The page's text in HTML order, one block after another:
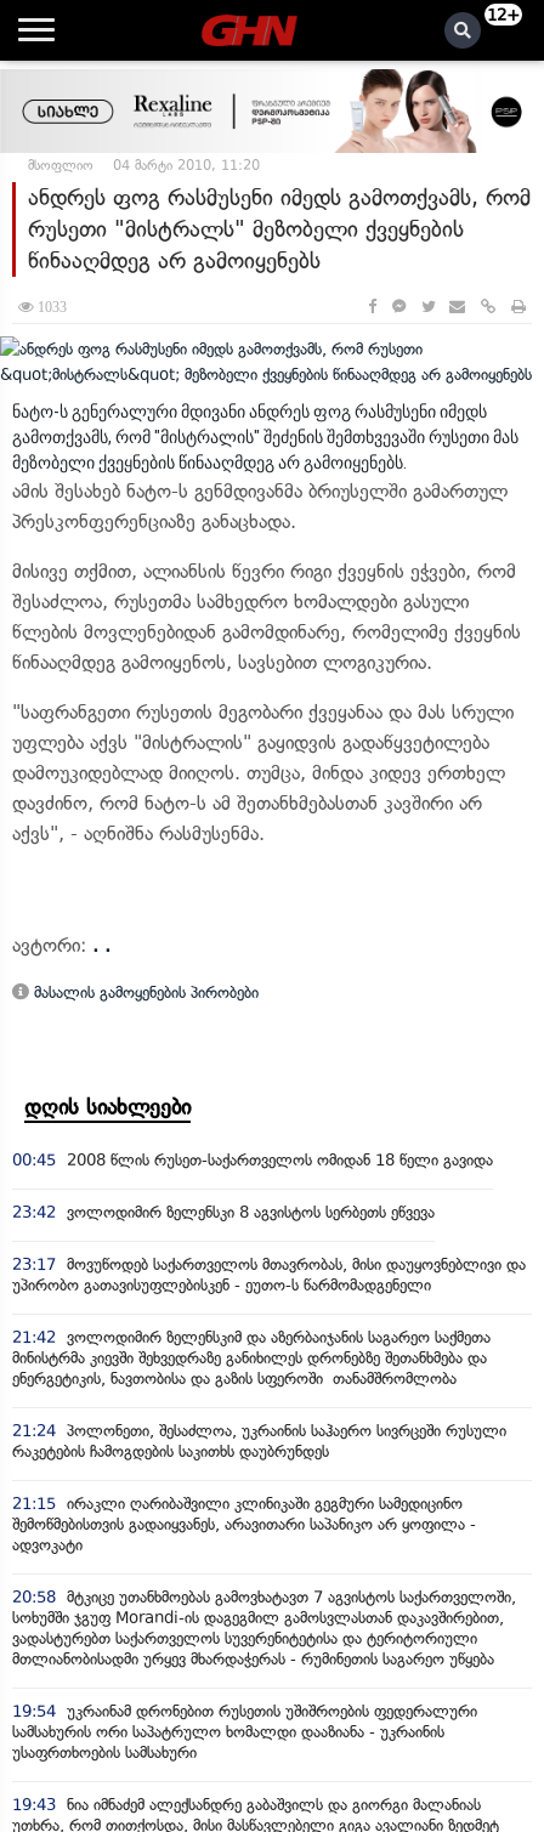
12+
მსოფლიო 04 მარტი 2010, 11:20
ანდრეს ფოგ რასმუსენი იმედს გამოთქვამს, რომ
რუსეთი "მისტრალს" მეზობელი ქვეყნების
წინააღმდეგ არ გამოიყენებს
1033
ნატო-ს გენერალური მდივანი ანდრეს ფოგ რასმუსენი იმედს
გამოთქვამს, რომ "მისტრალის" შეძენის შემთხვევაში რუსეთი მას
მეზობელი ქვეყნების წინააღმდეგ არ გამოიყენებს.
ამის შესახებ ნატო-ს გენმდივანმა ბრიუსელში გამართულ
პრესკონფერენციაზე განაცხადა.
მისივე თქმით, ალიანსის წევრი რიგი ქვეყნის ეჭვები, რომ
შესაძლოა, რუსეთმა სამხედრო ხომალდები გასული
წლების მოვლენებიდან გამომდინარე, რომელიმე ქვეყნის
წინააღმდეგ გამოიყენოს, სავსებით ლოგიკურია.
"საფრანგეთი რუსეთის მეგობარი ქვეყანაა და მას სრული
უფლება აქვს "მისტრალის" გაყიდვის გადაწყვეტილება
დამოუკიდებლად მიიღოს. თუმცა, მინდა კიდევ ერთხელ
დავძინო, რომ ნატო-ს ამ შეთანხმებასთან კავშირი არ
აქვს", - აღნიშნა რასმუსენმა.
ავტორი: . .
მასალის გამოყენების პირობები
დღის სიახლეები
00:45 2008 წლის რუსეთ-საქართველოს ომიდან 18 წელი გავიდა
23:42 ვოლოდიმირ ზელენსკი 8 აგვისტოს სერბეთს ეწვევა
23:17 მოვუწოდებ საქართველოს მთავრობას, მისი დაუყოვნებლივი და
უპირობო გათავისუფლებისკენ - ეუთო-ს წარმომადგენელი
21:42 ვოლოდიმირ ზელენსკიმ და აზერბაიჯანის საგარეო საქმეთა
მინისტრმა კიევში შეხვედრაზე განიხილეს დრონებზე შეთანხმება და
ენერგეტიკის, ნავთობისა და გაზის სფეროში თანამშრომლობა
21:24 პოლონეთი, შესაძლოა, უკრაინის საჰაერო სივრცეში რუსული
რაკეტების ჩამოგდების საკითხს დაუბრუნდეს
21:15 ირაკლი ღარიბაშვილი კლინიკაში გეგმური სამედიცინო
შემოწმებისთვის გადაიყვანეს, არავითარი საპანიკო არ ყოფილა -
ადვოკატი
20:58 მტკიცე უთანხმოებას გამოვხატავთ 7 აგვისტოს საქართველოში,
სოხუმში ჯგუფ Morandi-ის დაგეგმილ გამოსვლასთან დაკავშირებით,
ვადასტურებთ საქართველოს სუვერენიტეტისა და ტერიტორიული
მთლიანობისადმი ურყევ მხარდაჭერას - რუმინეთის საგარეო უწყება
19:54 უკრაინამ დრონებით რუსეთის უშიშროების ფედერალური
სამსახურის ორი საპატრულო ხომალდი დააზიანა - უკრაინის
უსაფრთხოების სამსახური
19:43 ნია იმნაძემ ალექსანდრე გაბაშვილს და გიორგი მალანიას
უთხრა, რომ თითქოსდა, მისი მასწავლებელი გიგა ავალიანი ზედმეტ